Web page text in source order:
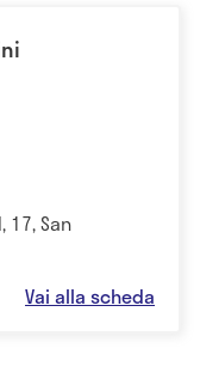
17, San
Vai alla scheda